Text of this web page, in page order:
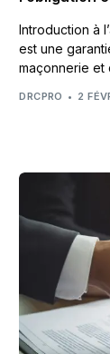
Introduction à
est une
maçonnerie
DRCPRO 2